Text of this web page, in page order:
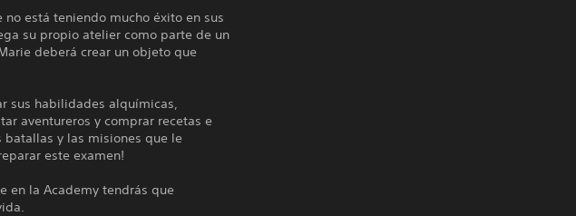
no está teniendo mucho éxito en sus
su propio atelier como parte de un
deberá crear un objeto que
sus habilidades alquímicas,
aventureros y comprar recetas e
batallas y las misiones que le
este examen!
en la Academy tendrás que